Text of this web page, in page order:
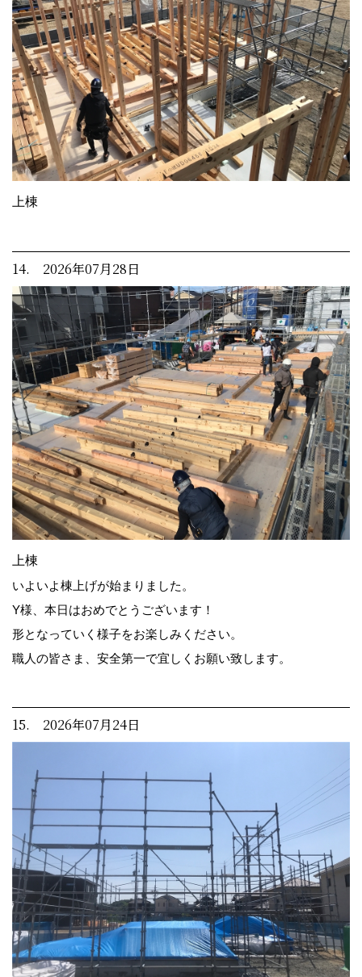
上棟
14. 2026年07月28日
上棟
いよいよ棟上げが始まりました。
Y様、本日はおめでとうございます！
形となっていく様子をお楽しみください。
職人の皆さま、安全第一で宜しくお願い致します。
15. 2026年07月24日